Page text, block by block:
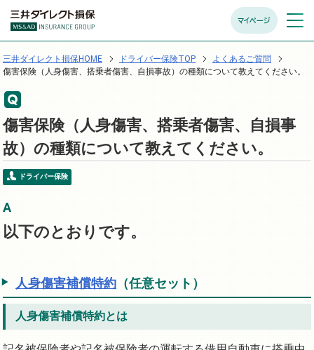
マイページ メニュ
開く
三井ダイレクト損保HOME ドライバー保険TOP
よくあるご質問
傷害保険（人身傷害、搭乗者傷害、自損事故）の種類について教えてください。
傷害保険（人身傷害、搭乗者傷害、自損事
故）の種類について教えてください。
ドライバー保険
以下のとおりです。
人身傷害補償特約 （任意セット）
人身傷害補償特約とは